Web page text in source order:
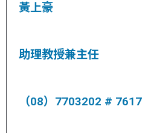
黃上豪
助理教授兼主任
（08）7703202 # 7617